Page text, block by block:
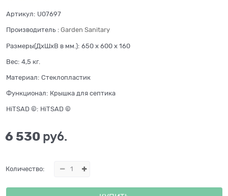
Артикул: U07697
Производитель : Garden Sanitary
Размеры(ДхШхВ в мм.): 650 x 600 x 160
Вес: 4,5 кг.
Материал: Стеклопластик
Функционал: Крышка для септика
HiTSAD ©: HiTSAD ©
6 530 руб.
Количество: